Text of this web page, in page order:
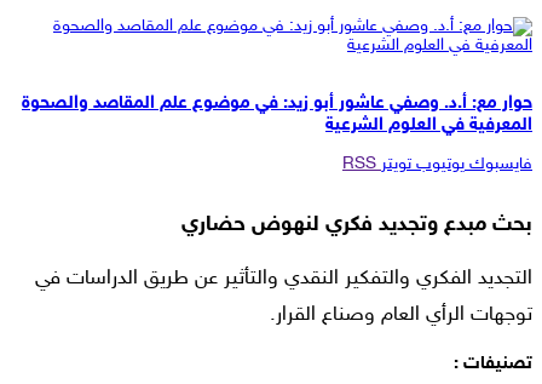
حوار مع: أ.د. وصفي عاشور أبو زيد: في موضوع علم المقاصد والصحوة
المعرفية في العلوم الشرعية
فايسبوك يوتيوب تويتر RSS
بحث مبدع وتجديد فكري لنهوض حضاري
التجديد الفكري والتفكير النقدي والتأثير عن طريق الدراسات في
توجهات الرأي العام وصناع القرار.
تصنيفات :